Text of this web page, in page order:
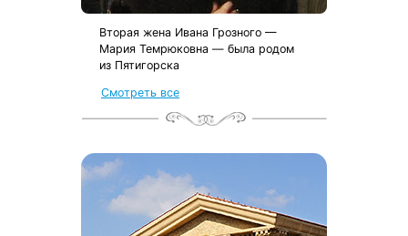
Вторая жена Ивана Грозного —
Мария Темрюковна — была родом
из Пятигорска
Смотреть все